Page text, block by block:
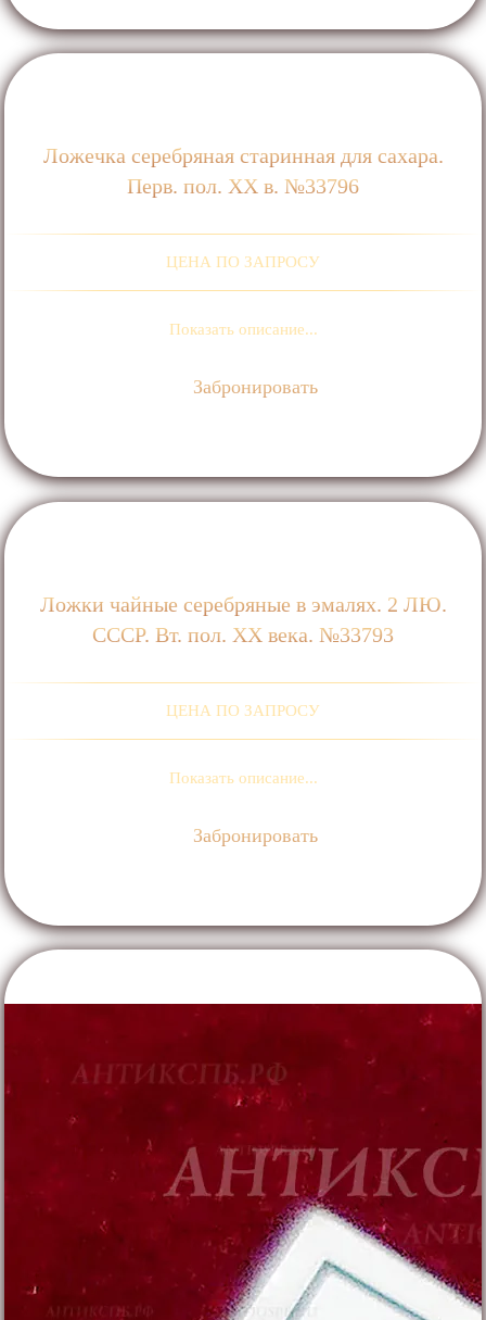
Ложечка серебряная старинная для сахара.
Перв. пол. ХХ в. №33796
ЦЕНА ПО ЗАПРОСУ
Показать описание...
Забронировать
Ложки чайные серебряные в эмалях. 2 ЛЮ.
СССР. Вт. пол. ХХ века. №33793
ЦЕНА ПО ЗАПРОСУ
Показать описание...
Забронировать